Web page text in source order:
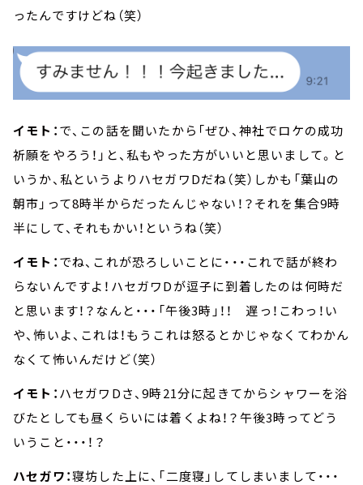
ったんですけどね（笑）
イモト：で、この話を聞いたから「ぜひ、神社でロケの成功
祈願をやろう！」と、私もやった方がいいと思いまして。と
いうか、私というよりハセガワDだね（笑）しかも「葉山の
朝市」って8時半からだったんじゃない！？それを集合9時
半にして、それもかい！というね（笑）
イモト：でね、これが恐ろしいことに・・・これで話が終わ
らないんですよ！ハセガワDが逗子に到着したのは何時だ
と思います！？なんと・・・「午後3時」！！ 遅っ！こわっ！い
や、怖いよ、これは！もうこれは怒るとかじゃなくてわかん
なくて怖いんだけど（笑）
イモト：ハセガワDさ、9時21分に起きてからシャワーを浴
びたとしても昼くらいには着くよね！？午後3時ってどう
いうこと・・・！？
ハセガワ：寝坊した上に、「二度寝」してしまいまして・・・